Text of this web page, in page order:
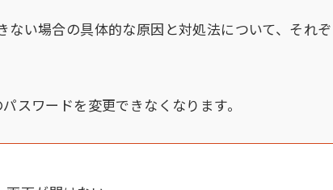
い場合の具体的な原因と対処法について、それぞ
スワードを変更できなくなります。